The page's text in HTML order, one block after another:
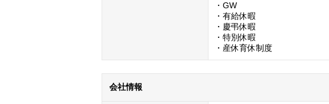
・GW
・有給休暇
・慶弔休暇
・特別休暇
・産休育休制度
会社情報